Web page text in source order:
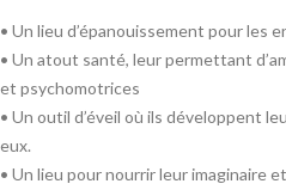
• Un lieu d’épanouissement pour les
• Un atout santé, leur permettant
et psychomotrices
• Un outil d’éveil où ils développent
eux.
• Un lieu pour nourrir leur imaginaire